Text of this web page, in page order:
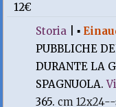
12€
Storia |▪
PUBBLICHE
DURANTE LA
SPAGNUOLA.
365.cm